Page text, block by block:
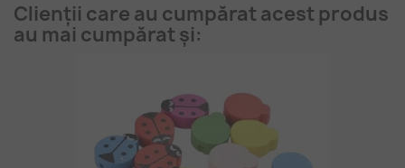
Clienții care au cumpărat acest produs
au mai cumpărat și: